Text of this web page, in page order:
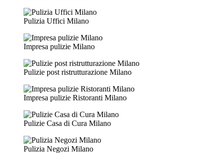
Pulizia Uffici Milano
Impresa pulizie Milano
Pulizie post ristrutturazione Milano
Impresa pulizie Ristoranti Milano
Pulizie Casa di Cura Milano
Pulizia Negozi Milano